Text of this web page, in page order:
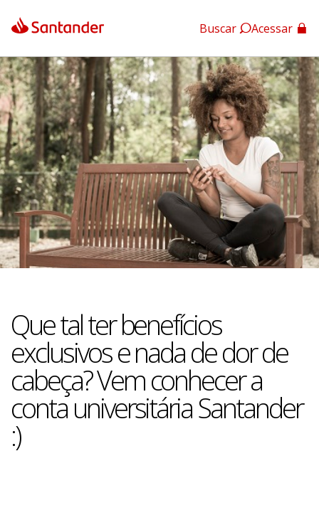
App Santander
App Santander Empresas
Buscar Acessar
Que tal ter benefícios
exclusivos e nada de dor de
cabeça? Vem conhecer a
conta universitária Santander
:)